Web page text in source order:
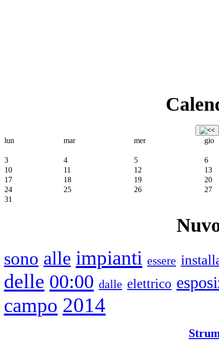
lun
mar mer gio
3 4 5
6
10
11 12
13
17
18 19
20
24
25 26
27
31
sono alle impianti essere
delle 00:00 dalle elettrico
campo 2014